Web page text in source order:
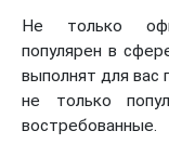
Не только
популярен в
выполнят для вас
не только
востребованные.